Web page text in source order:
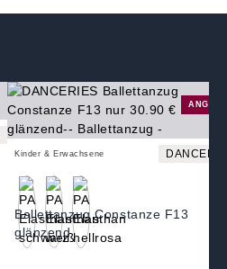
Kinder & Erwachsene
Ballettanzug Constanze F13
glänzend